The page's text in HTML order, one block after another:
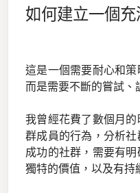
如何建立一個
這是一個需要耐心和
而是需要不斷的嘗試、
我曾經花費了數個月
群成員的行為，分析
成功的社群，需要有
獨特的價值，以及有持